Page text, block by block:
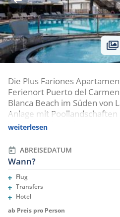
Die Plus Fariones
Ferienort Puerto del
Blanca Beach im Süden von
Anlage mit
bietet komfortable
neben dem Hotel und
abwechslungsreiche
vulkanischer Felsriffe,
Unterwasserlandschaften.
weiterlesen
ABREISEDATUM
Wann?
Flug
Eingeschlossene Leistungen
Transfers
Eingeschlossene Leistungen
Hotel
Eingeschlossene Leistungen
ab Preis pro Person